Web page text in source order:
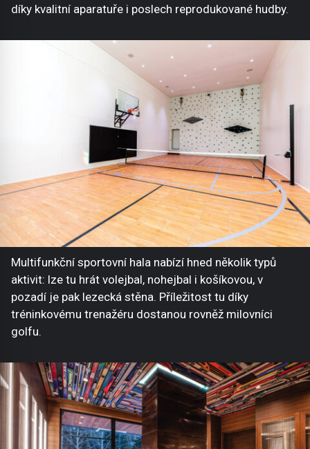
díky kvalitní aparatuře i poslech reprodukované hudby.
Multifunkční sportovní hala nabízí hned několik typů
aktivit: lze tu hrát volejbal, nohejbal i košíkovou, v
pozadí je pak lezecká stěna. Příležitost tu díky
tréninkovému trenažéru dostanou rovněž milovníci
golfu.